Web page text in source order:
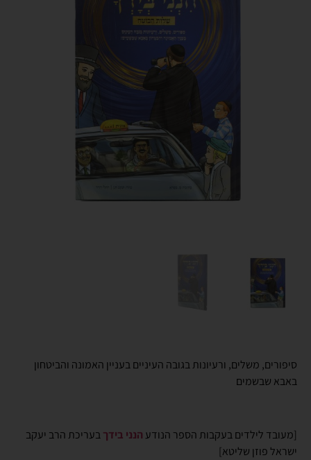
סיפורים, משלים, ורעיונות בגובה העיניים בעניין האמונה והביטחון
באבא שבשמים
[מעובד לילדים בעקבות הספר הנודע הנני בידךבעריכת הרב יעקב
ישראל פוזן שליטא]